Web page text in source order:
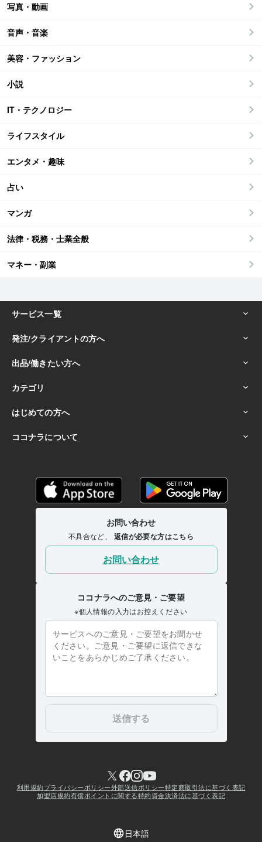
写真・動画
音声・音楽
美容・ファッション
小説
IT・テクノロジー
ライフスタイル
エンタメ・趣味
占い
マンガ
法律・税務・士業全般
マネー・副業